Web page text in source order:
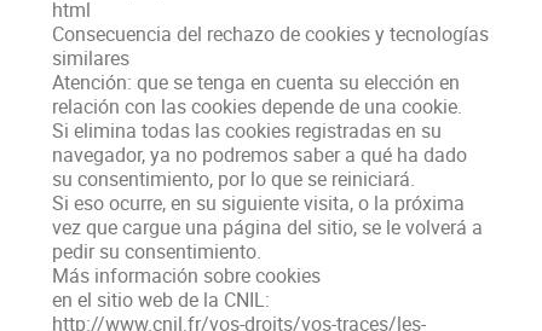
html
Consecuencia del rechazo de cookies y tecnologías
similares
Atención: que se tenga en cuenta su elección en
relación con las cookies depende de una cookie.
Si elimina todas las cookies registradas en su
navegador, ya no podremos saber a qué ha dado
su consentimiento, por lo que se reiniciará.
Si eso ocurre, en su siguiente visita, o la próxima
vez que cargue una página del sitio, se le volverá a
pedir su consentimiento.
Más información sobre cookies
en el sitio web de la CNIL:
http://www.cnil.fr/vos-droits/vos-traces/les-